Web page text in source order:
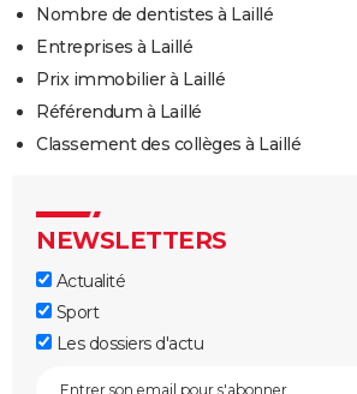
Nombre de dentistes à Laillé
Entreprises à Laillé
Prix immobilier à Laillé
Référendum à Laillé
Classement des collèges à Laillé
NEWSLETTERS
Actualité
Sport
Les dossiers d'actu